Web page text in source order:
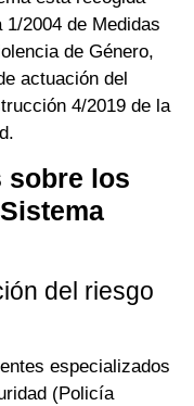
2004 de Medidas
de Género,
actuación del
4/2019 de la
sobre los
del riesgo
especializados
(Policía